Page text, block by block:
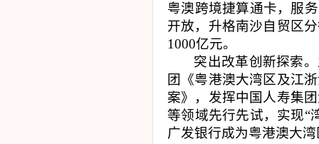
粤澳跨境捷算通卡，服
开放，升格南沙自贸区
1000亿元。
突出改革创新探索
团《粤港澳大湾区及江
案》，发挥中国人寿集
等领域先行先试，实现“
广发银行成为粤港澳大